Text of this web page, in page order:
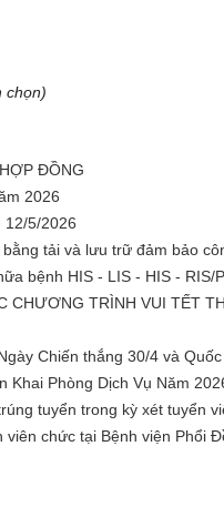
chọn)
ĐỒNG
2026
12/5/2026
tải và lưu trữ đảm bảo
bệnh HIS - LIS - HIS - RIS/
CHƯƠNG TRÌNH VUI TẾT
Chiến thắng 30/4 và
Khai Phòng Dịch Vụ Năm
tuyển trong kỳ xét tuyển
viên chức tại Bệnh viện Phổi